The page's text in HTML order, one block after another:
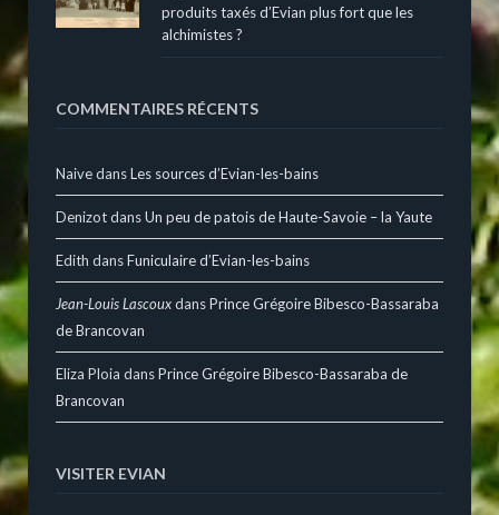
produits taxés d’Evian plus fort que les
alchimistes ?
COMMENTAIRES RÉCENTS
NaivedansLes sources d’Evian-les-bains
DenizotdansUn peu de patois de Haute-Savoie – la Yaute
Edith dansFuniculaire d’Evian-les-bains
Jean-Louis LascouxdansPrince Grégoire Bibesco-Bassaraba
de Brancovan
Eliza Ploia dansPrince Grégoire Bibesco-Bassaraba de
Brancovan
VISITER EVIAN